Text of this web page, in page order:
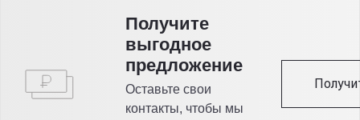
Получитe
выгодное
предложение
Оставьте свои
контакты, чтобы мы